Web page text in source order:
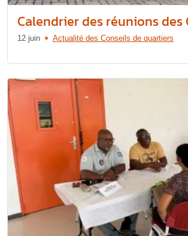
Calendrier des réunions des
12 juin Actualité des Conseils de quartiers